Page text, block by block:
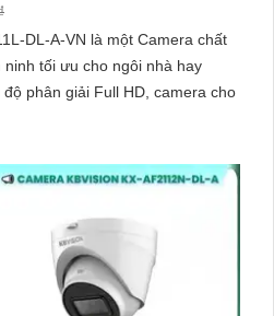
DL-A-VN là một Camera chất
tối ưu cho ngôi nhà hay